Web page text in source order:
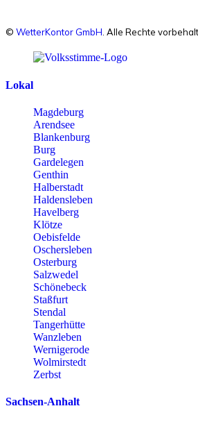
© WetterKontor GmbH. Alle Rechte
Lokal
Magdeburg
Arendsee
Blankenburg
Burg
Gardelegen
Genthin
Halberstadt
Haldensleben
Havelberg
Klötze
Oebisfelde
Oschersleben
Osterburg
Salzwedel
Schönebeck
Staßfurt
Stendal
Tangerhütte
Wanzleben
Wernigerode
Wolmirstedt
Zerbst
Sachsen-Anhalt